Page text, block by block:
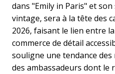
dans "Emily in Paris" et
vintage, sera à la tête des
2026, faisant le lien entre
commerce de détail
souligne une tendance
des ambassadeurs dont le